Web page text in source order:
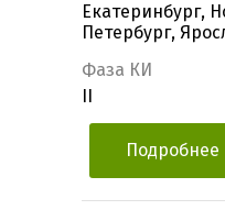
Екатеринбург,
Петербург,
Фаза КИ
Подробнее